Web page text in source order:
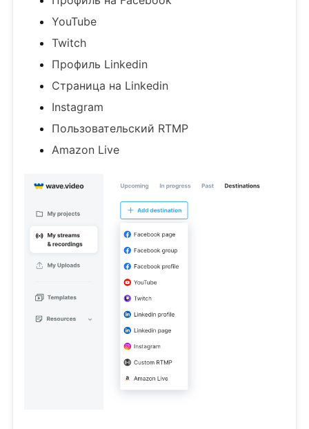
YouTube
Twitch
Профиль Linkedin
Страница на Linkedin
Instagram
Пользовательский RTMP
Amazon Live